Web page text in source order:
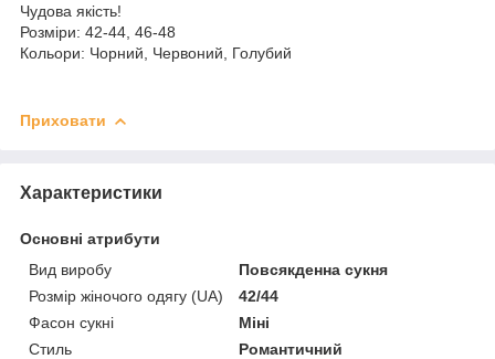
Чудова якість!
Розміри: 42-44, 46-48
Кольори: Чорний, Червоний, Голубий
Приховати
Характеристики
Основні атрибути
Вид виробу
Повсякденна сукня
Розмір жіночого одягу (UA)
42/44
Фасон сукні
Міні
Стиль
Романтичний